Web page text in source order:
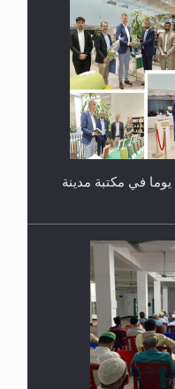
يوما في مكتبة مدينة